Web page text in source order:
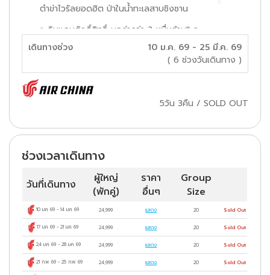
ต๋าข่าไวรัลยอดฮิต ป่าในน้ำทะเลสาบชิงซาน
✨ดินเเดนศักดิ์สิทธิ์..มูลค่ากว่า 2 หมื่นล้าน!! ภู
เขาหนิวโส่วซาน ✨เสริมสิริมงคล ณ พระใหญ่
หลิงซาน ✨เช็คอิน..เมืองโบราณหนานสวิน ✨ชม
วิวยามค่ำคืน..หมู่บ้านเหนียนฮวาวาน ✨ช้อปสนุก
เมนูพิเศษ..บุฟเฟ่ต์ปิ้งย่าง+ชาบู
4ดาว
เดินทางช่วง
10 ม.ค. 69 - 25 มี.ค. 69
( 6 ช่วงวันเดินทาง )
5วัน 3คืน / SOLD OUT
ช่วงเวลาเดินทาง
วันที่เดินทาง
ผู้ใหญ่
(พักคู่)
ราคา
อื่นๆ
Group
Size
10 ม.ค. 69 -14 ม.ค. 69 24,999 แสดง 20 Sold Out
17 ม.ค. 69- 21 ม.ค. 69 24,999 แสดง 20 Sold Out
24 ม.ค. 69 -28 ม.ค. 69 24,999 แสดง 20 Sold Out
21 ก.พ. 69 -25 ก.พ. 69 24,999 แสดง 20 Sold Out